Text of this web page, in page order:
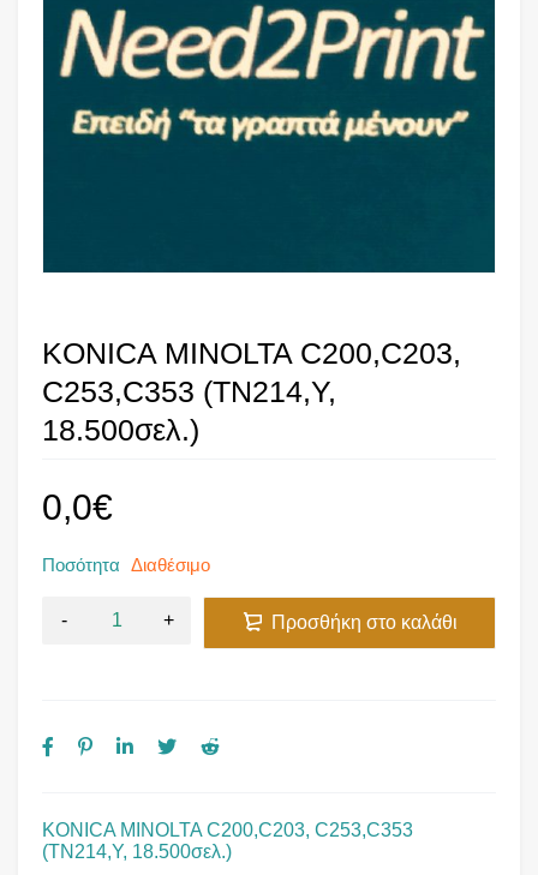
KONICA MINOLTA C200,C203,
C253,C353 (TN214,Y,
18.500σελ.)
KONICA MINOLTA C200,C203, C253,C353
(TN214,Y, 18.500σελ.)
0,0€
Ποσότητα Διαθέσιμο
Προσθήκη στο καλάθι